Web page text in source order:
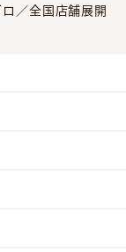
／全国店舗展開